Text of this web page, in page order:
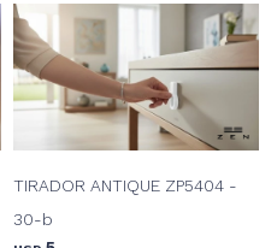
TIRADOR ANTIQUE ZP5404 -
30-b